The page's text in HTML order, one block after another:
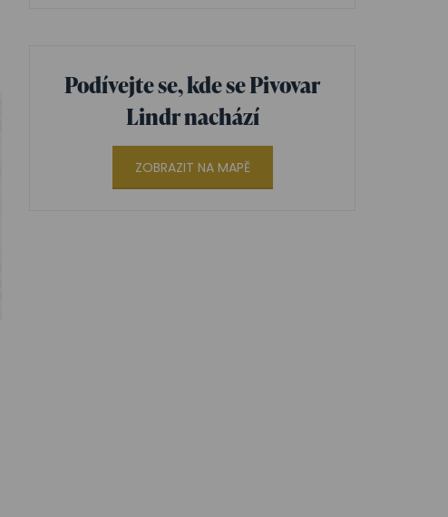
Podívejte se, kde se Pivovar
Lindr nachází
ZOBRAZIT NA MAPĚ